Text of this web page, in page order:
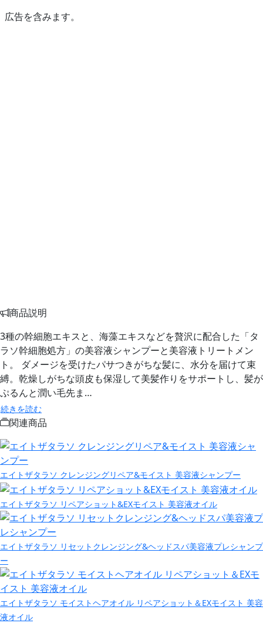
広告を含みます。
商品説明
3種の幹細胞エキスと、海藻エキスなどを贅沢に配合した「タ
ラソ幹細胞処方」の美容液シャンプーと美容液トリートメン
ト。 ダメージを受けたパサつきがちな髪に、水分を届けて束
縛。乾燥しがちな頭皮も保湿して美髪作りをサポートし、髪が
ぷるんと潤い毛先ま…
続きを読む
関連商品
エイトザタラソ クレンジングリペア&モイスト 美容液シャンプー
エイトザタラソ リペアショット&EXモイスト 美容液オイル
エイトザタラソ リセットクレンジング&ヘッドスパ美容液プレシャンプ
ー
エイトザタラソ モイストヘアオイル リペアショット＆EXモイスト 美容
液オイル